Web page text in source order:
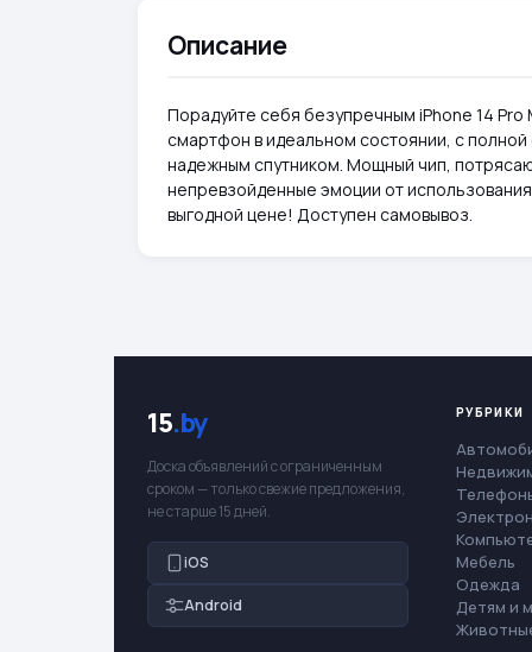
Описание
Порадуйте себя безупречным iPhone 14
смартфон в идеальном состоянии, с
надежным спутником. Мощный чип,
непревзойденные эмоции от
выгодной цене! Доступен самовывоз.
15.by
Доска объявлений с ограниченным
сроком — только свежие предложения,
не старше 15 дней.
iOS
Android
РУБРИКИ
Мебель
Одежда
Детям и